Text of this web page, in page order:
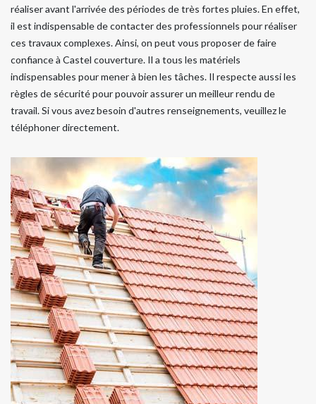
réaliser avant l'arrivée des périodes de très fortes pluies. En effet,
il est indispensable de contacter des professionnels pour réaliser
ces travaux complexes. Ainsi, on peut vous proposer de faire
confiance à Castel couverture. Il a tous les matériels
indispensables pour mener à bien les tâches. Il respecte aussi les
règles de sécurité pour pouvoir assurer un meilleur rendu de
travail. Si vous avez besoin d'autres renseignements, veuillez le
téléphoner directement.